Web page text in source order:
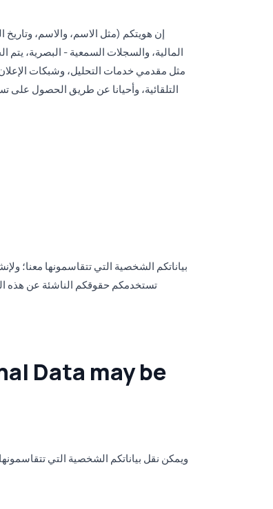
إن هويتكم (مثل الاسم، والاسم، وتاريخ
المالية، والسجلات السمعية - البصرية، يتم
مثل مقدمي خدمات التحليل، وشبكات
التلقائية، وأحيانا عن طريق الحصول على
بياناتكم الشخصية التي تتقاسمونها معنا؛
تستخدمكم حقوقكم الناشئة عن هذه
Data may be
ويمكن نقل بياناتكم الشخصية التي